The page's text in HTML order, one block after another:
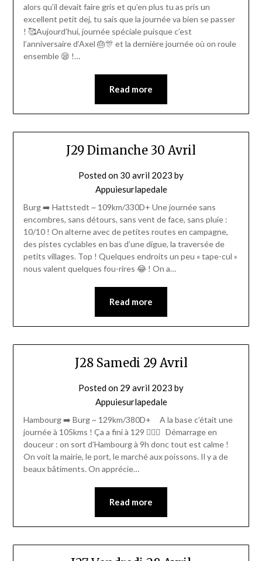
alors qu’il devait faire gris et qu’en plus tu as pris un
excellent petit dej, tu sais que la journée va bien se passer
! 🥰Aujourd’hui, journée spéciale puisque c’est
l’anniversaire d’Axel 🎂🎊 et la dernière journée où on roule
ensemble 😪 !…
Read more
J29 Dimanche 30 Avril
Posted on 30 avril 2023 by
Appuiesurlapedale
Burg ➡️ Hattstedt ~ 109km/330D+ Une journée sans
encombres, sans détours, sans vent de face, sans pluie :
10/10 ! On alterne avec de petites routes en campagne,
des pistes cyclables en bas d’une digue, la traversée de
petits villages. Top ! Quelques endroits un peu « tape-cul »
nous valent quelques fou-rires 😂 ! On a…
Read more
J28 Samedi 29 Avril
Posted on 29 avril 2023 by
Appuiesurlapedale
Hambourg ➡️ Burg ~ 129km/380D+ A la base c’était une
journée à 105kms ! Ça a fini à 129 🤦🏾‍♀️ Démarrage en
douceur : on sort d’Hambourg à 9h donc tout est calme !
On voit la mairie, le port, le marché aux poissons. Il y a de
beaux bâtiments. On apprécie…
Read more